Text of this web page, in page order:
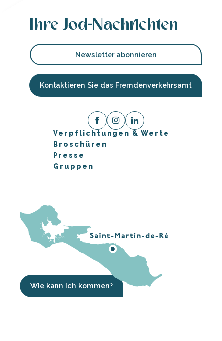
Ihre Jod-Nachrichten
Newsletter abonnieren
Kontaktieren Sie das Fremdenverkehrsamt
Verpflichtungen & Werte
Broschüren
Presse
Gruppen
Wie kann ich kommen?